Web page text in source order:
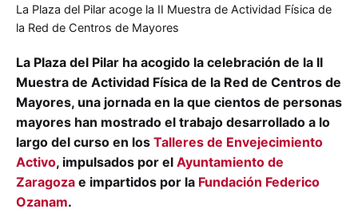
La Plaza del Pilar acoge la II Muestra de Actividad Física de
la Red de Centros de Mayores
La Plaza del Pilar ha acogido la celebración de la II
Muestra de Actividad Física de la Red de Centros de
Mayores, una jornada en la que cientos de personas
mayores han mostrado el trabajo desarrollado a lo
largo del curso en los Talleres de Envejecimiento
Activo, impulsados por el Ayuntamiento de
Zaragoza e impartidos por la Fundación Federico
Ozanam.